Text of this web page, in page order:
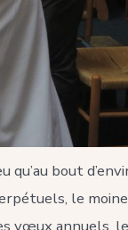
qu’au bout
le moine
vœux annuels,